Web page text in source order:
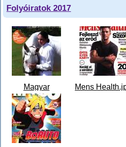
Folyóiratok 2017
Magyar
állattenyésztők
lapja.jpg
Mens